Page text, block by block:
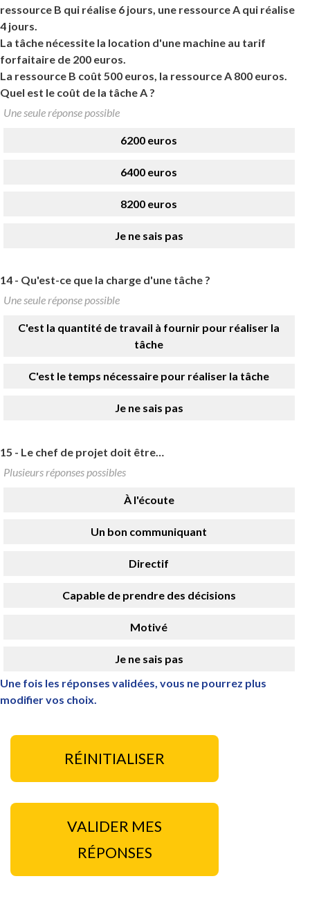
ressource B qui réalise 6 jours, une ressource A qui réalise
4 jours.
La tâche nécessite la location d'une machine au tarif
forfaitaire de 200 euros.
La ressource B coût 500 euros, la ressource A 800 euros.
Quel est le coût de la tâche A ?
Une seule réponse possible
6200 euros
6400 euros
8200 euros
Je ne sais pas
14 - Qu'est-ce que la charge d'une tâche ?
Une seule réponse possible
C'est la quantité de travail à fournir pour réaliser la
tâche
C'est le temps nécessaire pour réaliser la tâche
Je ne sais pas
15 - Le chef de projet doit être…
Plusieurs réponses possibles
À l'écoute
Un bon communiquant
Directif
Capable de prendre des décisions
Motivé
Je ne sais pas
Une fois les réponses validées, vous ne pourrez plus
modifier vos choix.
RÉINITIALISER
VALIDER MES
RÉPONSES